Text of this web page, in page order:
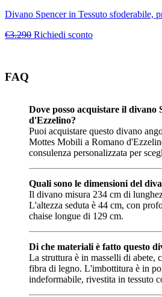
Divano Spencer in Tessuto sfoderabile,
€3.290 Richiedi sconto
FAQ
Dove posso acquistare il divano
d'Ezzelino?
Puoi acquistare questo divano
Mottes Mobili a Romano
consulenza personalizzata per
Quali sono le dimensioni del
Il divano misura 234 cm di
L'altezza seduta è 44 cm, con
chaise longue di 129 cm.
Di che materiali è fatto questo
La struttura è in masselli di abete,
fibra di legno. L'imbottitura è in
indeformabile, rivestita in tessuto